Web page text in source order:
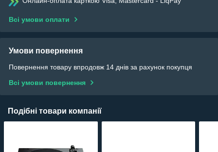
Всі умови оплати
Умови повернення
Повернення товару впродовж 14 днів за рахунок покупця
Всі умови повернення
Подібні товари компанії